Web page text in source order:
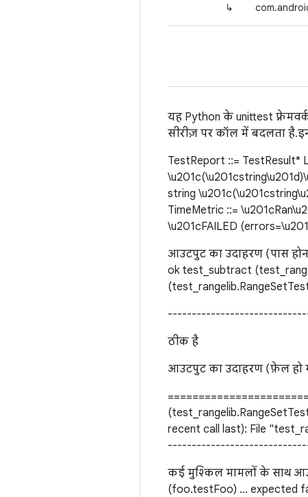
↳
यह Python के unittest
सीरीज़ पर कॉल में बदलता है.
TestReport ::= TestResult*
string
TimeMetric ::=
\u201cFAILED
आउटपुट का उदाहरण (पास
ok test_subtract
ठीक है
आउटपुट का उदाहरण (फ़ेल हो
recent call last): File
कई मुश्किल मामलों के साथ
(foo.testFoo) ... expected